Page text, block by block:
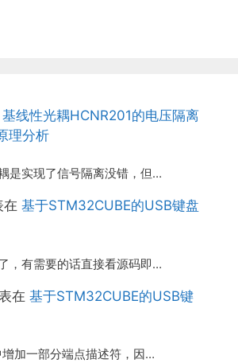
基线性光耦HCNR201的电压隔离
理分析
是实现了信号隔离没错，但…
在 基于STM32CUBE的USB键盘
，有需要的话直接看源码即…
在 基于STM32CUBE的USB键
增加一部分端点描述符，因…